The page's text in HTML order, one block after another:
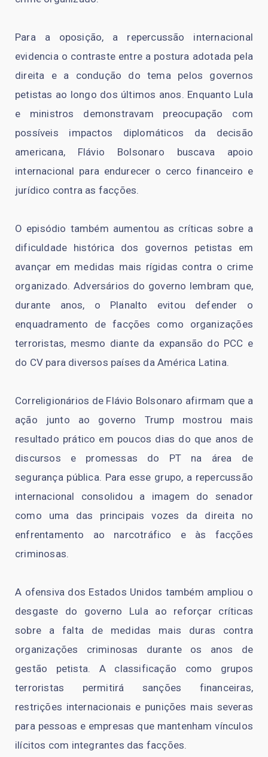
Para a oposição, a repercussão internacional
evidencia o contraste entre a postura adotada pela
direita e a condução do tema pelos governos
petistas ao longo dos últimos anos. Enquanto Lula
e ministros demonstravam preocupação com
possíveis impactos diplomáticos da decisão
americana, Flávio Bolsonaro buscava apoio
internacional para endurecer o cerco financeiro e
jurídico contra as facções.
O episódio também aumentou as críticas sobre a
dificuldade histórica dos governos petistas em
avançar em medidas mais rígidas contra o crime
organizado. Adversários do governo lembram que,
durante anos, o Planalto evitou defender o
enquadramento de facções como organizações
terroristas, mesmo diante da expansão do PCC e
do CV para diversos países da América Latina.
Correligionários de Flávio Bolsonaro afirmam que a
ação junto ao governo Trump mostrou mais
resultado prático em poucos dias do que anos de
discursos e promessas do PT na área de
segurança pública. Para esse grupo, a repercussão
internacional consolidou a imagem do senador
como uma das principais vozes da direita no
enfrentamento ao narcotráfico e às facções
criminosas.
A ofensiva dos Estados Unidos também ampliou o
desgaste do governo Lula ao reforçar críticas
sobre a falta de medidas mais duras contra
organizações criminosas durante os anos de
gestão petista. A classificação como grupos
terroristas permitirá sanções financeiras,
restrições internacionais e punições mais severas
para pessoas e empresas que mantenham vínculos
ilícitos com integrantes das facções.